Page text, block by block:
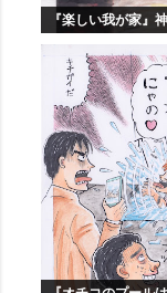
『楽しい我が家』